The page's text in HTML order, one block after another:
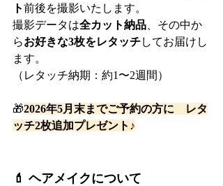
ト前後を撮影いたします。
撮影データは全カット納品 、その中か
らお好きな3枚をレタッチしてお届けし
ます。
（レタッチ納期：約1〜2週間）
🎁2026年5月末までご予約の方に　レタ
ッチ2枚追加プレゼント♪
💄 ヘアメイクについて